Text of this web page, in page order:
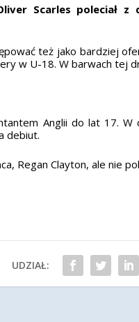
Scarles
też jako bardziej
w U-18. W barwach tej
Anglii do lat 17.
debiut.
Regan Clayton, ale nie
UDZIAŁ: